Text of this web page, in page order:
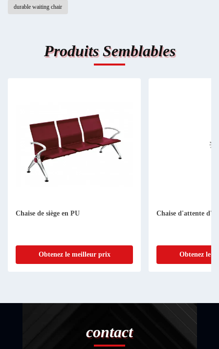
durable waiting chair
Produits Semblables
Chaise de siège en PU
Obtenez le meilleur prix
Chaise d'attente
Obtenez le
contact